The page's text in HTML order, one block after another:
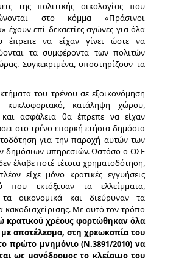
της πολιτικής οικολογίας που
στο κόμμα «Πράσινοι
έχουν επί δεκαετίες αγώνες για όλα
έπρεπε να είχαν γίνει ώστε να
τα συμφέροντα των πολιτών
Συγκεκριμένα, υποστηρίζουν τα
του τρένου σε εξοικονόμηση
κυκλοφοριακό, κατάληψη χώρου,
ασφάλεια θα έπρεπε να είχαν
στο τρένο επαρκή ετήσια δημόσια
για την παροχή αυτών των
δημόσιων υπηρεσιών. Ωστόσο ο ΟΣΕ
έλαβε ποτέ τέτοια χρηματοδότηση,
είχε μόνο κρατικές εγγυήσεις
που εκτόξευαν τα ελλείμματα,
οικονομικά και διεύρυναν τα
κακοδιαχείρισης. Με αυτό τον τρόπο
κρατικού χρέους φορτώθηκαν όλα
αποτέλεσμα, στη χρεωκοπία του
πρώτο μνημόνιο (Ν.3891/2010) να
ως μονόδρομος το κλείσιμο του